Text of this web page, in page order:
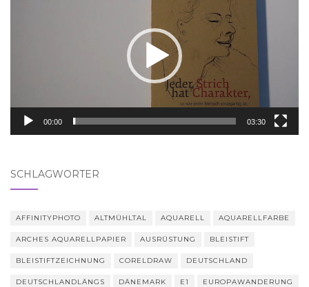
00:00 03:30
SCHLAGWÖRTER
AFFINITYPHOTO ALTMÜHLTAL AQUARELL AQUARELLFARBE
ARCHES AQUARELLPAPIER AUSRÜSTUNG BLEISTIFT
BLEISTIFTZEICHNUNG CORELDRAW DEUTSCHLAND
DEUTSCHLANDLÄNGS DÄNEMARK E1 EUROPAWANDERUNG